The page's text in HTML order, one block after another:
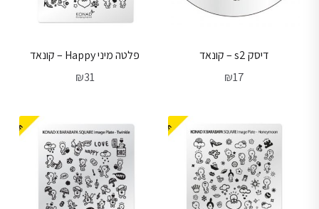
דיסק s2 – קונאד
₪17
פלטה מיני Happy – קונאד
₪31